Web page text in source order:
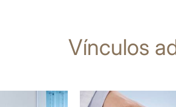
Vínculos
más